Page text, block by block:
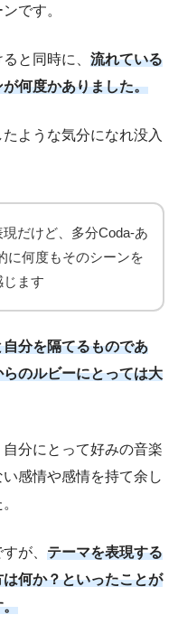
です。
と同時に、 流れている
何度かありました。
ような気分になれ没入
だけど、多分Coda-あ
に何度もそのシーンを
ます
分を隔てるものであ
のルビーにとっては大
分にとって好みの音楽
感情や感情を持て余し
が、 テーマを表現する
何か？といったことが
。